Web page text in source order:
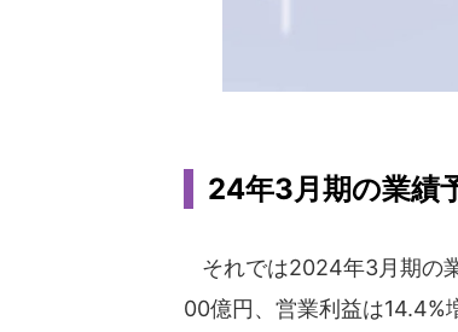
24年3月期の業績
それでは2024年3月期の
00億円、営業利益は14.4%